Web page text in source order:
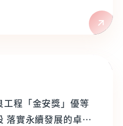
程「金安獎」優等
落實永續發展的卓越